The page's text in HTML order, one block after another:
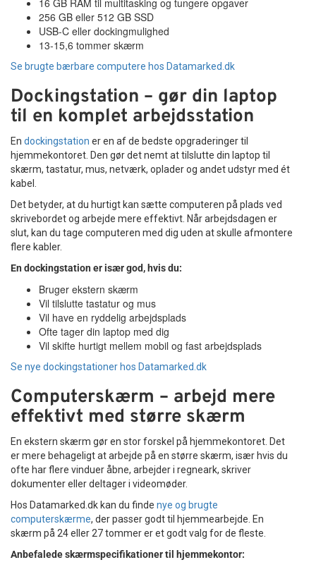
256 GB eller 512 GB SSD
USB-C eller dockingmulighed
13-15,6 tommer skærm
Se brugte bærbare computere hos Datamarked.dk
Dockingstation – gør din laptop
til en komplet arbejdsstation
En dockingstation er en af de bedste opgraderinger til
hjemmekontoret. Den gør det nemt at tilslutte din laptop til
skærm, tastatur, mus, netværk, oplader og andet udstyr med ét
kabel.
Det betyder, at du hurtigt kan sætte computeren på plads ved
skrivebordet og arbejde mere effektivt. Når arbejdsdagen er
slut, kan du tage computeren med dig uden at skulle afmontere
flere kabler.
En dockingstation er især god, hvis du:
Bruger ekstern skærm
Vil tilslutte tastatur og mus
Vil have en ryddelig arbejdsplads
Ofte tager din laptop med dig
Vil skifte hurtigt mellem mobil og fast arbejdsplads
Se nye dockingstationer hos Datamarked.dk
Computerskærm – arbejd mere
effektivt med større skærm
En ekstern skærm gør en stor forskel på hjemmekontoret. Det
er mere behageligt at arbejde på en større skærm, især hvis du
ofte har flere vinduer åbne, arbejder i regneark, skriver
dokumenter eller deltager i videomøder.
Hos Datamarked.dk kan du finde nye og brugte
computerskærme, der passer godt til hjemmearbejde. En
skærm på 24 eller 27 tommer er et godt valg for de fleste.
Anbefalede skærmspecifikationer til hjemmekontor: